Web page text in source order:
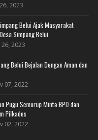
2023
Belui Ajak Masyarakat
Simpang Belui
26, 2023
Belui Bejalan Dengan Aman dan
07, 2022
Pugu Semurup Minta BPD dan
Pilkades
02, 2022